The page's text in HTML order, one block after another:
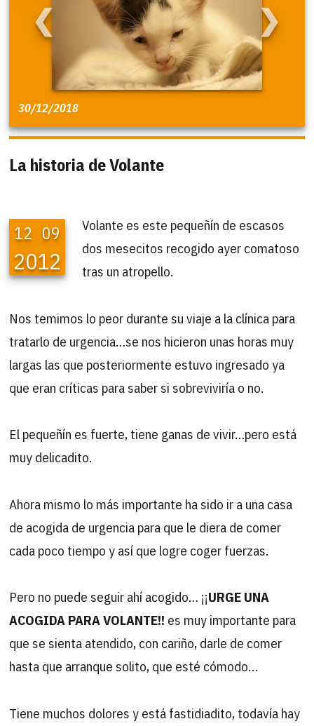
❮ ❯
30/12/2018
La historia de Volante
12 09
2012
Volante es este pequeñín de escasos
dos mesecitos recogido ayer comatoso
tras un atropello.
Nos temimos lo peor durante su viaje a la clínica para
tratarlo de urgencia…se nos hicieron unas horas muy
largas las que posteriormente estuvo ingresado ya
que eran críticas para saber si sobreviviría o no.
El pequeñín es fuerte, tiene ganas de vivir…pero está
muy delicadito.
Ahora mismo lo más importante ha sido ir a una casa
de acogida de urgencia para que le diera de comer
cada poco tiempo y así que logre coger fuerzas.
Pero no puede seguir ahí acogido… ¡¡URGE UNA
ACOGIDA PARA VOLANTE!! es muy importante para
que se sienta atendido, con cariño, darle de comer
hasta que arranque solito, que esté cómodo…
Tiene muchos dolores y está fastidiadito, todavía hay